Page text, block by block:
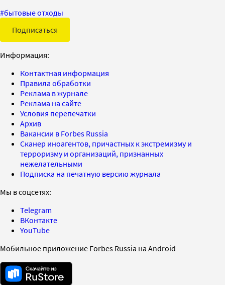
#бытовые отходы
Подписаться
Информация:
Контактная информация
Правила обработки
Реклама в журнале
Реклама на сайте
Условия перепечатки
Архив
Вакансии в Forbes Russia
Сканер иноагентов, причастных к экстремизму и
терроризму и организаций, признанных
нежелательными
Подписка на печатную версию журнала
Мы в соцсетях:
Telegram
ВКонтакте
YouTube
Мобильное приложение Forbes Russia на Android